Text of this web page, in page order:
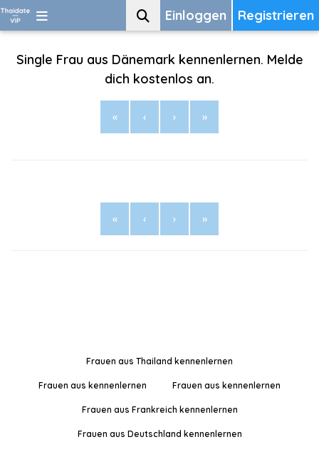
Registrieren
Einloggen
Single Frau aus Dänemark kennenlernen. Melde
dich kostenlos an.
« ‹ › »
« ‹ › »
Frauen aus Thailand kennenlernen
Frauen aus kennenlernen Frauen aus kennenlernen
Frauen aus Frankreich kennenlernen
Frauen aus Deutschland kennenlernen